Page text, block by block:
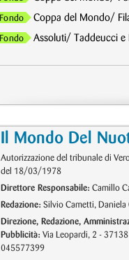
Fondo Coppa del Mondo/
Fondo Assoluti/ Taddeucci
Il Mondo Del
Autorizzazione del tribunale di
del 18/03/1978
Direttore Responsabile: Camillo
Redazione: Silvio Cametti, Daniela
Direzione, Redazione,
Pubblicità: Via Leopardi, 2 - 37138
045577399